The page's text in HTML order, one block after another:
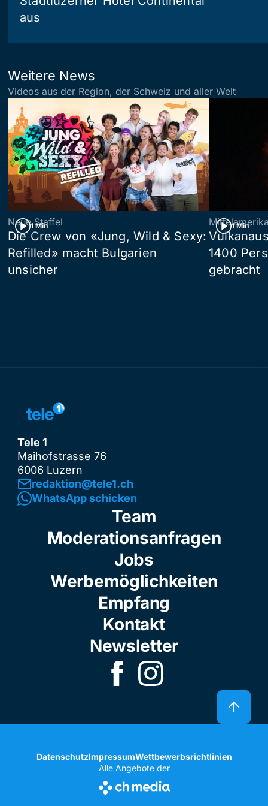
aus
Weitere News
Videos aus der Region, der Schweiz und aller Welt
1 Min
Neue Staffel
Die Crew von «Jung, Wild & Sexy:
Refilled» macht Bulgarien
unsicher
1 Min
1400
gebracht
Tele 1
Maihofstrasse 76
6006 Luzern
redaktion@tele1.ch
WhatsApp schicken
Team
Moderationsanfragen
Jobs
Werbemöglichkeiten
Empfang
Kontakt
Newsletter
DatenschutzImpressumWettbewerbsrichtlinien
Alle Angebote der